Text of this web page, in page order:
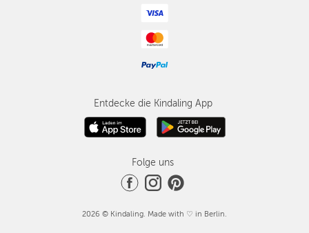
Entdecke die Kindaling App
Folge uns
2026 © Kindaling. Made with ♡ in Berlin.